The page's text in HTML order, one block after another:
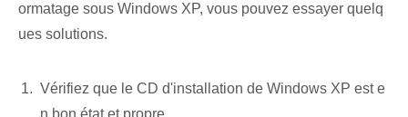
ormatage sous Windows XP, vous pouvez essayer quelq
ues solutions.
Vérifiez que le CD d'installation de Windows XP est e